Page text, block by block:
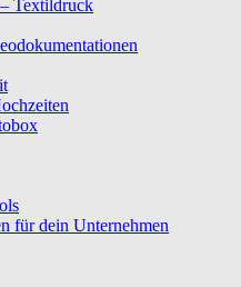
Textildruck
für dein Unternehmen